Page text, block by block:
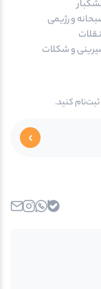
و رژیمی
و شکلات
کنید.
واتساپ
اینستاگرامایمیل